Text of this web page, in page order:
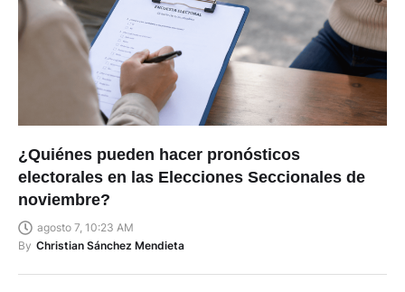
¿Quiénes pueden hacer pronósticos
electorales en las Elecciones Seccionales de
noviembre?
agosto 7, 10:23 AM
By Christian Sánchez Mendieta